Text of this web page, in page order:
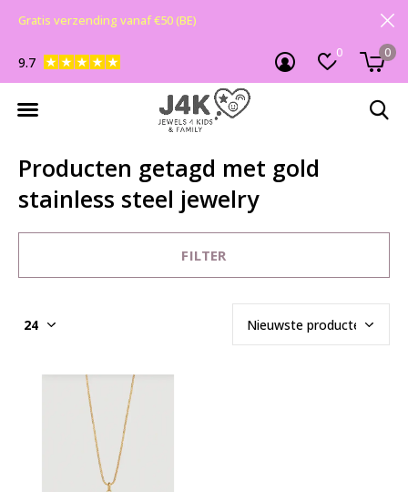
0 0
9.7
Gratis verzending vanaf €50 (BE)
Producten getagd met gold
stainless steel jewelry
FILTER